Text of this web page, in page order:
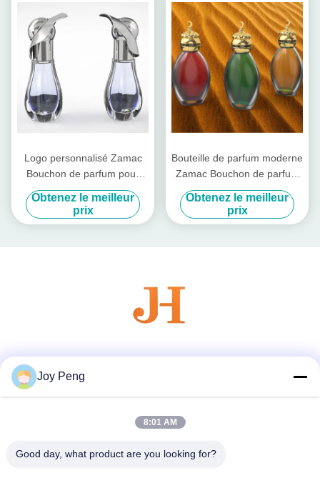
Logo personnalisé Zamac
Bouchon de parfum pour
emballage de parfum
personnalisé
Obtenez le meilleur
prix
Bouteille de parfum moderne
Zamac Bouchon de parfum
pour bouteille de parfum
carré avec un look
personnalisé
Obtenez le meilleur
prix
Contactez rapidement
Télégramme
Joy Peng
8:01 AM
Good day, what product are you looking for?